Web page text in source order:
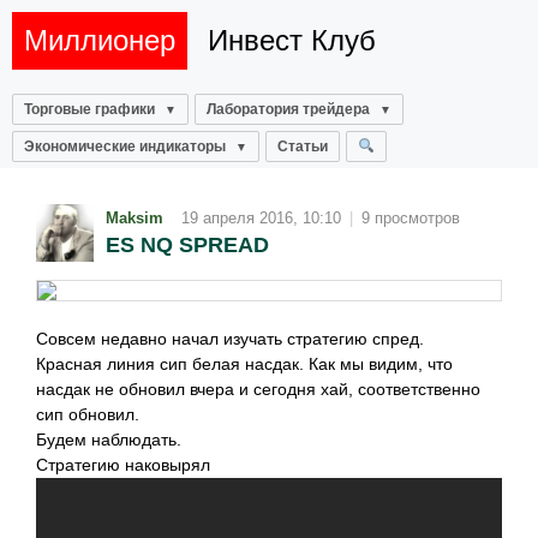
Миллионер Инвест Клуб
Торговые графики Лаборатория трейдера
Экономические индикаторы Статьи
Maksim 19 апреля 2016, 10:10 | 9 просмотров
ES NQ SPREAD
Совсем недавно начал изучать стратегию спред.
Красная линия сип белая насдак. Как мы видим, что
насдак не обновил вчера и сегодня хай, соответственно
сип обновил.
Будем наблюдать.
Стратегию наковырял